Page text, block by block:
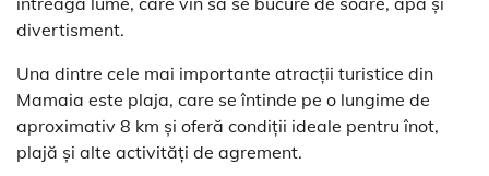
divertisment.
Una dintre cele mai importante atracții turistice din
Mamaia este plaja, care se întinde pe o lungime de
aproximativ 8 km și oferă condiții ideale pentru înot,
plajă și alte activități de agrement.